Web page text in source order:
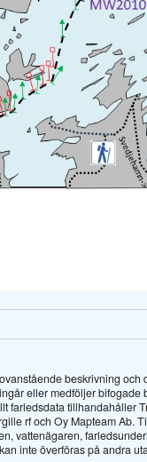
beskrivning
eller medföljer
farledsdata tillhandahåller
rf och Oy Mapteam Ab.
vattenägaren,
inte överföras på andra